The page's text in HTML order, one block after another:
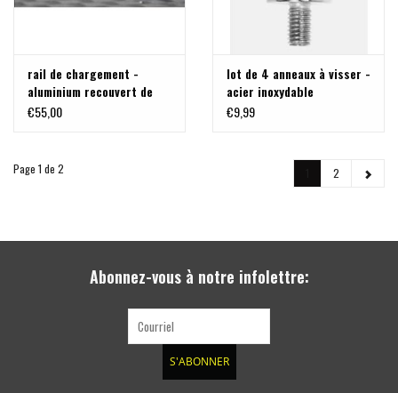
rail de chargement -
aluminium recouvert de
poudre noire
€55,00
lot de 4 anneaux à visser -
acier inoxydable
€9,99
Page 1 de 2 2
Abonnez-vous à notre infolettre:
S'ABONNER